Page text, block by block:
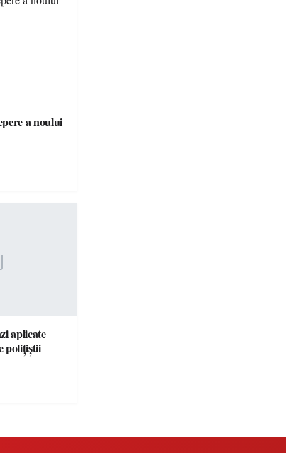
a noului
aplicate
polițiștii